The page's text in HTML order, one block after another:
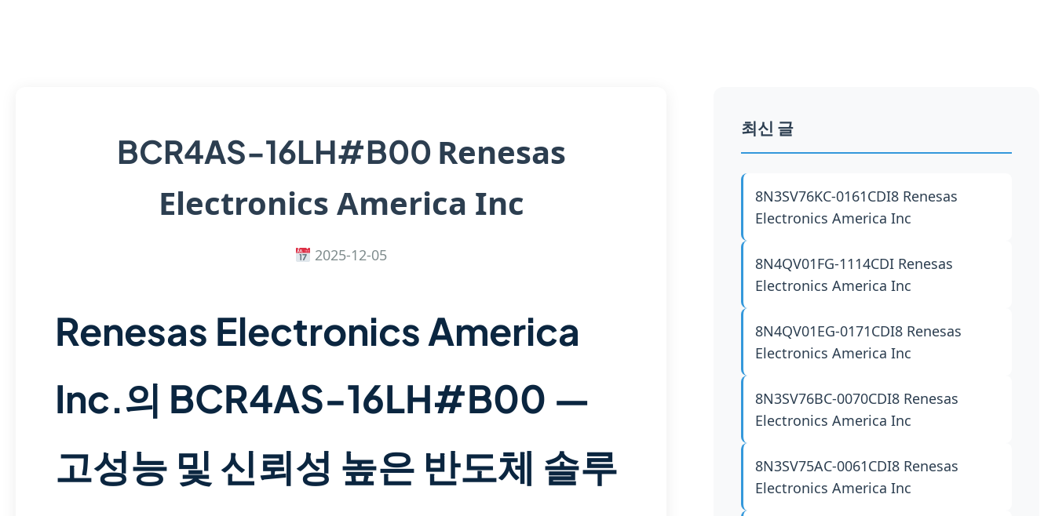
BCR4AS-16LH#B00 Renesas
Electronics America Inc
2025-12-05
Renesas Electronics America
Inc.의 BCR4AS-16LH#B00 —
고성능 및 신뢰성 높은 반도체 솔루
최신 글
8N3SV76KC-0161CDI8 Renesas
Electronics America Inc
8N4QV01FG-1114CDI Renesas
Electronics America Inc
8N4QV01EG-0171CDI8 Renesas
Electronics America Inc
8N3SV76BC-0070CDI8 Renesas
Electronics America Inc
8N3SV75AC-0061CDI8 Renesas
Electronics America Inc